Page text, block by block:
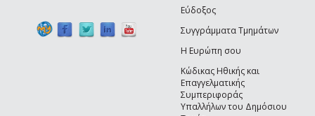
Εύδοξος
Συγγράμματα Τμημάτων
Η Ευρώπη σου
Κώδικας Ηθικής και
Επαγγελματικής
Συμπεριφοράς
Υπαλλήλων του Δημόσιου